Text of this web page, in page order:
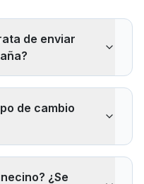
de enviar
Utiliza nuestro
real el importe exacto
(TND), incluidas
de cambio
¿Se